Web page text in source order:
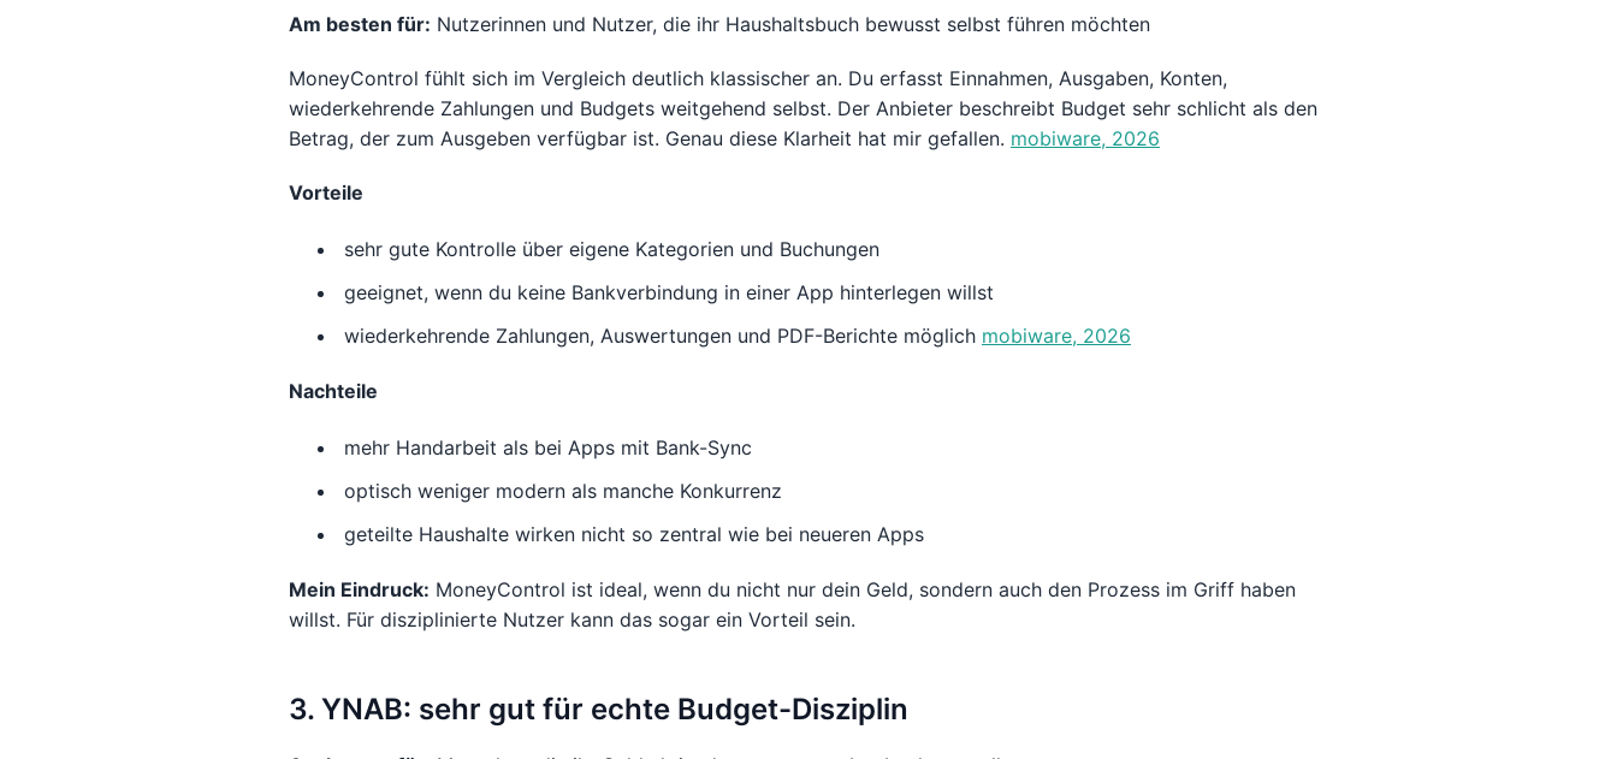
Am besten für: Nutzerinnen und Nutzer, die ihr Haushaltsbuch bewusst selbst führen möchten
MoneyControl fühlt sich im Vergleich deutlich klassischer an. Du erfasst Einnahmen, Ausgaben, Konten,
wiederkehrende Zahlungen und Budgets weitgehend selbst. Der Anbieter beschreibt Budget sehr schlicht als den
Betrag, der zum Ausgeben verfügbar ist. Genau diese Klarheit hat mir gefallen. mobiware, 2026
Vorteile
sehr gute Kontrolle über eigene Kategorien und Buchungen
geeignet, wenn du keine Bankverbindung in einer App hinterlegen willst
wiederkehrende Zahlungen, Auswertungen und PDF-Berichte möglich mobiware, 2026
Nachteile
mehr Handarbeit als bei Apps mit Bank-Sync
optisch weniger modern als manche Konkurrenz
geteilte Haushalte wirken nicht so zentral wie bei neueren Apps
Mein Eindruck: MoneyControl ist ideal, wenn du nicht nur dein Geld, sondern auch den Prozess im Griff haben
willst. Für disziplinierte Nutzer kann das sogar ein Vorteil sein.
3. YNAB: sehr gut für echte Budget-Disziplin